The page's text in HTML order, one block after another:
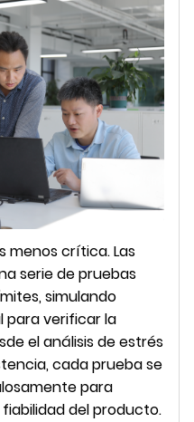
menos crítica. Las
serie de pruebas
simulando
para verificar la
el análisis de estrés
cada prueba se
para
del producto.